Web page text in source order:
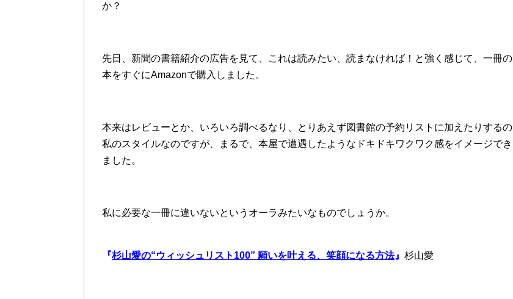
か？
先日、新聞の書籍紹介の広告を見て、これは読みたい、読まなければ！と強く感じて、一冊の
本をすぐにAmazonで購入しました。
本来はレビューとか、いろいろ調べるなり、とりあえず図書館の予約リストに加えたりするの
私のスタイルなのですが、まるで、本屋で遭遇したようなドキドキワクワク感をイメージでき
ました。
私に必要な一冊に違いないというオーラみたいなものでしょうか。
『杉山愛の“ウィッシュリスト100” 願いを叶える、笑顔になる方法』 杉山愛